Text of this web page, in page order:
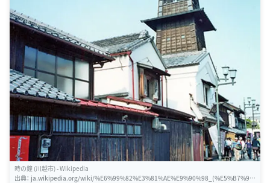
時の鐘 (川越市) - Wikipedia
出典： ja.wikipedia.org/wiki/%E6%99%82%E3%81%AE%E9%90%98_(%E5%B7%9